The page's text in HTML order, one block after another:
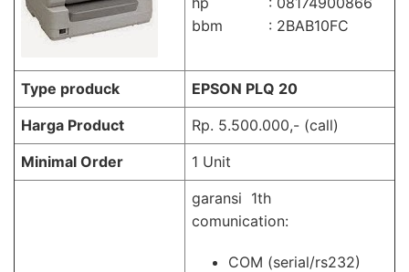
bbm : 2BAB10FC
Type produck
EPSON PLQ 20
Harga Product
Rp. 5.500.000,- (call)
Minimal Order
1 Unit
garansi 1th
comunication:
COM (serial/rs232)